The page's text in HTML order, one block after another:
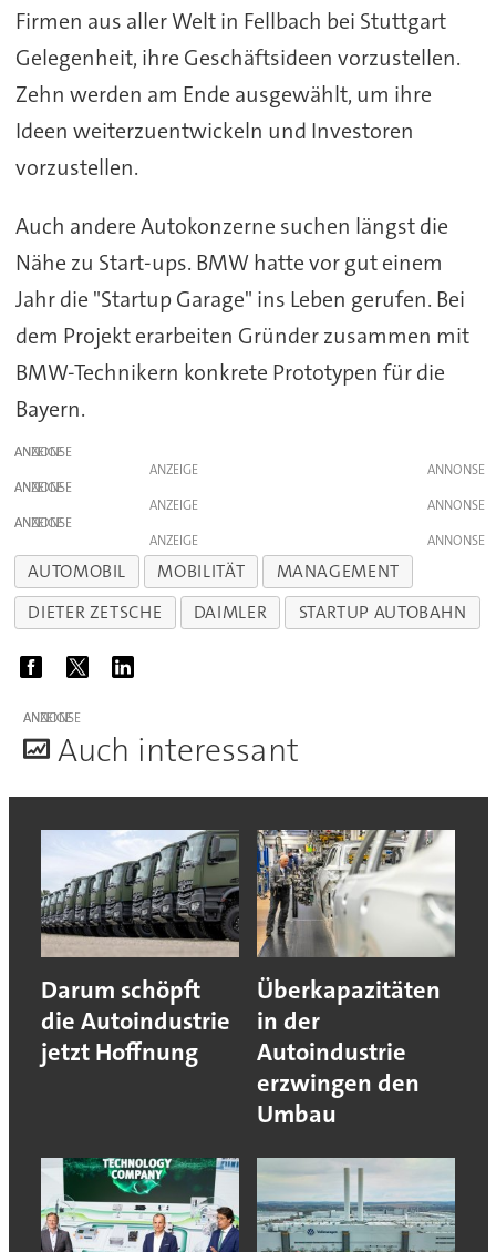
Firmen aus aller Welt in Fellbach bei Stuttgart
Gelegenheit, ihre Geschäftsideen vorzustellen.
Zehn werden am Ende ausgewählt, um ihre
Ideen weiterzuentwickeln und Investoren
vorzustellen.
Auch andere Autokonzerne suchen längst die
Nähe zu Start-ups. BMW hatte vor gut einem
Jahr die "Startup Garage" ins Leben gerufen. Bei
dem Projekt erarbeiten Gründer zusammen mit
BMW-Technikern konkrete Prototypen für die
Bayern.
ANZEIGE
ANZEIGE
ANZEIGE
ANZEIGE
ANZEIGE
ANZEIGE
AUTOMOBIL MOBILITÄT
MANAGEMENT
DIETER ZETSCHE
DAIMLER STARTUP AUTOBAHN
ANZEIGE
Auch interessant
Darum schöpft
die Autoindustrie
jetzt Hoffnung
Überkapazitäten
in der
Autoindustrie
erzwingen den
Umbau